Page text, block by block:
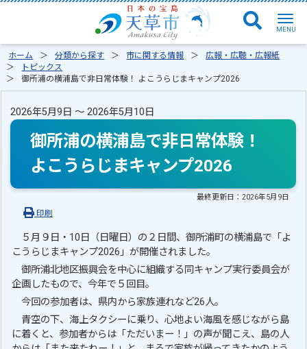
ホーム 分類から探す 市に関する情報
広報・広聴・広報紙
トピックス
御所浦の横浦島で非日常体験！ よこうらじまキャンプ2026
2026年5月9日 ～ 2026年5月10日
御所浦の横浦島で非日常体験！
よこうらじまキャンプ2026
最終更新日：2026年5月9日
印刷
５月９日・10日（日曜日）の２日間、御所浦町の横浦島で「よ
こうらじまキャンプ2026」が開催されました。
御所浦北地区振興会を中心に組織する同キャンプ実行委員会が
企画したもので、今年で５回目。
今回の参加者は、県内から家族連れなど26人。
青空の下、海上タクシーに乗り、心地よい海風を感じながら島
に着くと、参加者からは「ただいまー！」の声が聞こえ、島の人